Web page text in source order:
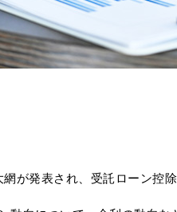
が発表され、受託ローン控